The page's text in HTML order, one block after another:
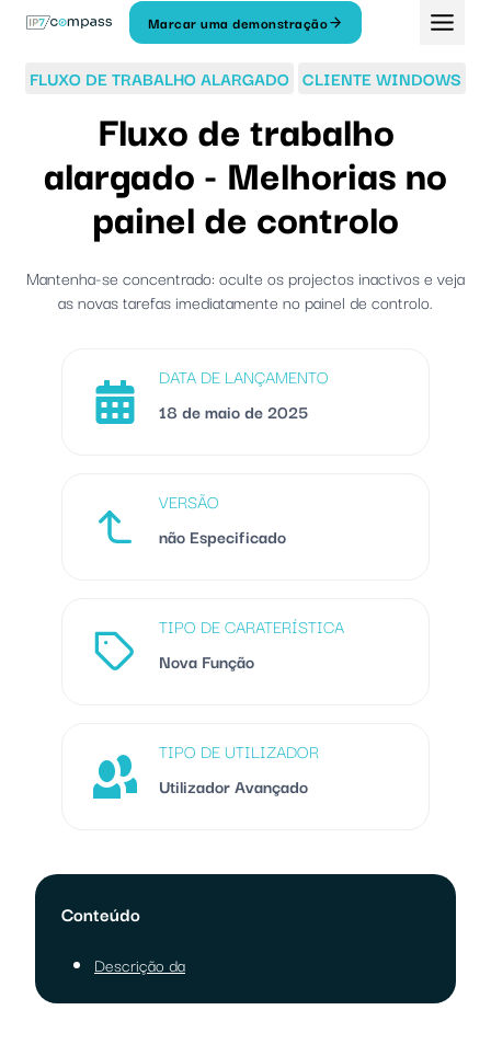
Saltar
para
conteúdo
Marcar uma demonstração
FLUXO DE TRABALHO ALARGADO CLIENTE WINDOWS
Fluxo de trabalho
alargado - Melhorias no
painel de controlo
Mantenha-se concentrado: oculte os projectos inactivos e veja
as novas tarefas imediatamente no painel de controlo.
DATA DE LANÇAMENTO
18 de maio de 2025
VERSÃO
não Especificado
TIPO DE CARATERÍSTICA
Nova Função
TIPO DE UTILIZADOR
Utilizador Avançado
Conteúdo
Descrição da